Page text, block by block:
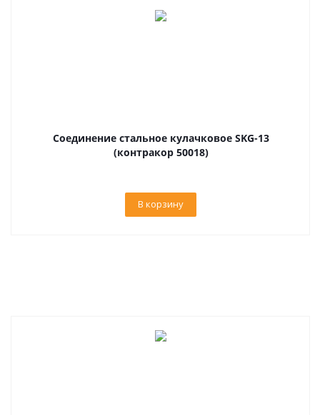
Соединение стальное кулачковое SKG-13
(контракор 50018)
В корзину